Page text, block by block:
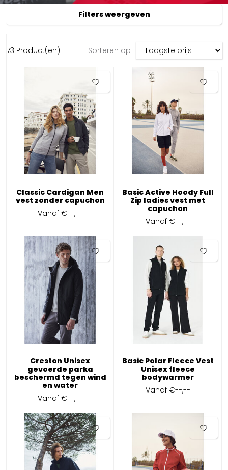
Filters weergeven
73 Product(en) Sorteren op
Classic Cardigan Men
vest zonder capuchon
Vanaf€--,--
Basic Active Hoody Full
Zip ladies vest met
capuchon
Vanaf €--,--
Creston Unisex
gevoerde parka
beschermd tegen wind
en water
Vanaf€--,--
Basic Polar Fleece Vest
Unisex fleece
bodywarmer
Vanaf €--,--